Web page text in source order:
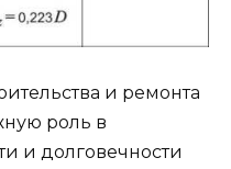
и ремонта
роль в
и долговечности